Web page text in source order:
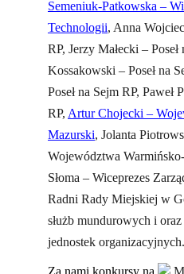
Semeniuk-Patkowska –
Technologii, Anna
RP, Jerzy Małecki –
Kossakowski – Poseł na
Poseł na Sejm RP, Paweł
RP, Artur Chojecki –
Mazurski, Jolanta
Województwa
Słoma – Wiceprezes
Radni Rady Miejskiej w
służb mundurowych i
jednostek organizacyjnych.
Za nami konkursy na